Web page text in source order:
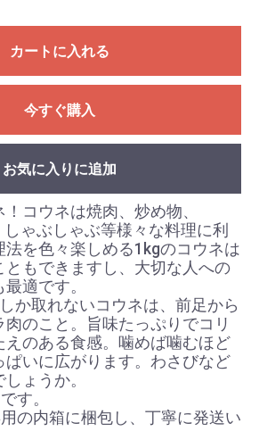
カートに入れる
今すぐ購入
お気に入りに追加
コウネは焼肉、炒め物、
しゃぶしゃぶ等様々な料理に利
法を色々楽しめる1kgのコウネは
ともできますし、大切な人への
適です。
か取れないコウネは、前足から
のこと。旨味たっぷりでコリ
えのある食感。噛めば噛むほど
ぱいに広がります。わさびなど
ょうか。
す。
の内箱に梱包し、丁寧に発送い